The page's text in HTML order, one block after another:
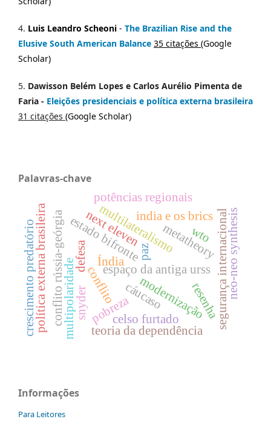
4. Luis Leandro Scheoni - The Brazilian Rise and the
Elusive South American Balance 35 citações (Google
Scholar)
5. Dawisson Belém Lopes e Carlos Aurélio Pimenta de
Faria - Eleições presidenciais e política externa brasileira
31 citações (Google Scholar)
Palavras-chave
multipolaridade
multilateralismo
conflito
defesa paz
conflito rússia-geórgia espaço da antiga urss segurança internacional
cáucaso
estado bifronte
política externa brasileira
potências regionais
Índia
india e os brics
modernização
pobreza
crescimento predatório next eleven
teoria da dependência
celso furtado
metatheory neo-neo synthesis
resenha
wto
snyder
Informações
Para Leitores